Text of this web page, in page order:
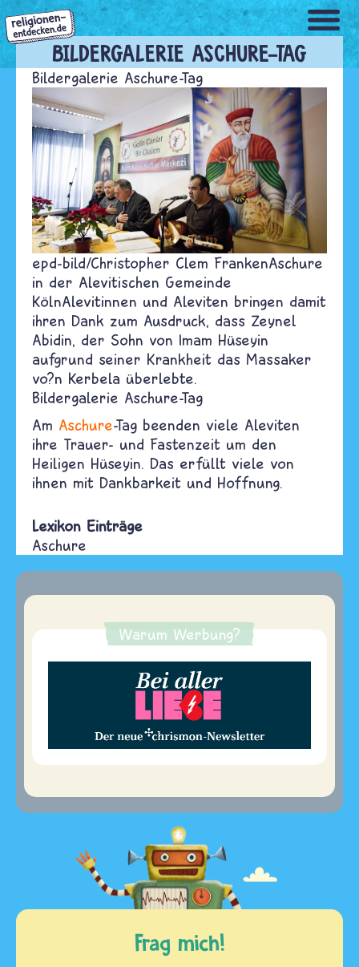
Direkt
zum
Inhalt
BILDERGALERIE ASCHURE-TAG
Bildergalerie Aschure-Tag
epd-bild/Christopher Clem FrankenAschure
in der Alevitischen Gemeinde
KölnAlevitinnen und Aleviten bringen damit
ihren Dank zum Ausdruck, dass Zeynel
Abidin, der Sohn von Imam Hüseyin
aufgrund seiner Krankheit das Massaker
vo?n Kerbela überlebte.
Bildergalerie Aschure-Tag
Am Aschure-Tag beenden viele Aleviten
ihre Trauer- und Fastenzeit um den
Heiligen Hüseyin. Das erfüllt viele von
ihnen mit Dankbarkeit und Hoffnung.
Lexikon Einträge
Aschure
Warum Werbung?
Frag mich!